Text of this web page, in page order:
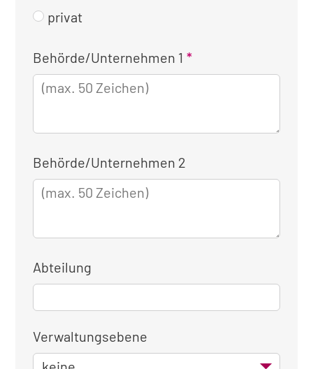
privat
Kontaktinformationen
für
die
Behörde/Unternehmen 1
Behörde/Unternehmen 2
Abteilung
Verwaltungsebene